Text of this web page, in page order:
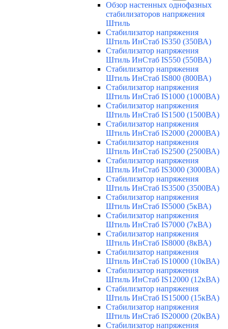
Обзор настенных однофазных
стабилизаторов напряжения
Штиль
Стабилизатор напряжения
Штиль ИнСтаб IS350 (350ВА)
Стабилизатор напряжения
Штиль ИнСтаб IS550 (550ВА)
Стабилизатор напряжения
Штиль ИнСтаб IS800 (800ВА)
Стабилизатор напряжения
Штиль ИнСтаб IS1000 (1000ВА)
Стабилизатор напряжения
Штиль ИнСтаб IS1500 (1500ВА)
Стабилизатор напряжения
Штиль ИнСтаб IS2000 (2000ВА)
Стабилизатор напряжения
Штиль ИнСтаб IS2500 (2500ВА)
Стабилизатор напряжения
Штиль ИнСтаб IS3000 (3000ВА)
Стабилизатор напряжения
Штиль ИнСтаб IS3500 (3500ВА)
Стабилизатор напряжения
Штиль ИнСтаб IS5000 (5кВА)
Стабилизатор напряжения
Штиль ИнСтаб IS7000 (7кВА)
Стабилизатор напряжения
Штиль ИнСтаб IS8000 (8кВА)
Стабилизатор напряжения
Штиль ИнСтаб IS10000 (10кВА)
Стабилизатор напряжения
Штиль ИнСтаб IS12000 (12кВА)
Стабилизатор напряжения
Штиль ИнСтаб IS15000 (15кВА)
Стабилизатор напряжения
Штиль ИнСтаб IS20000 (20кВА)
Стабилизатор напряжения